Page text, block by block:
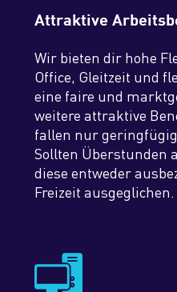
Attraktive
Wir bieten dir hohe
Office, Gleitzeit und
eine faire und
weitere attraktive
fallen nur
Sollten Überstunden
diese entweder
Freizeit ausgeglichen.